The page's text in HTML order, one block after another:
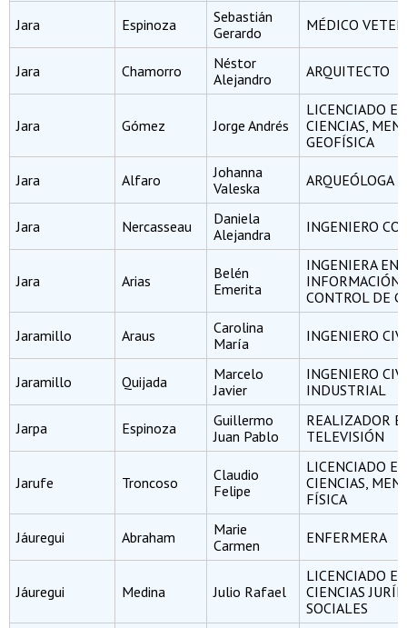
Jara Espinoza
Sebastián
Gerardo
MÉDICO
Jara Chamorro
Néstor
Alejandro
ARQUITECTO
Jara Gómez Jorge Andrés
LICENCIADO EN
CIENCIAS,
GEOFÍSICA
Jara Alfaro
Johanna
Valeska
ARQUEÓLOGA
Jara Nercasseau
Daniela
Alejandra
INGENIERO
Jara Arias
Belén
Emerita
INGENIERA EN
INFORMACIÓN
CONTROL DE
Jaramillo Araus
Carolina
María
INGENIERO
Jaramillo Quijada
Marcelo
Javier
INGENIERO
INDUSTRIAL
Jarpa Espinoza
Guillermo
Juan Pablo
REALIZADOR
TELEVISIÓN
Jarufe Troncoso
Claudio
Felipe
LICENCIADO EN
CIENCIAS,
FÍSICA
Jáuregui Abraham
Marie
Carmen
ENFERMERA
Jáuregui Medina Julio Rafael
LICENCIADO EN
CIENCIAS
SOCIALES